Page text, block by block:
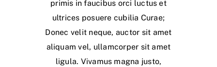
primis in faucibus orci luctus et
ultrices posuere cubilia Curae;
Donec velit neque, auctor sit amet
aliquam vel, ullamcorper sit amet
ligula. Vivamus magna justo,